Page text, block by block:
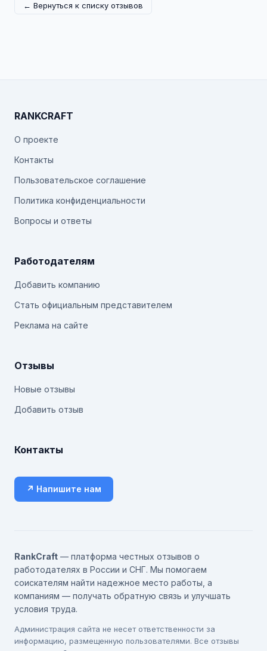
← Вернуться к списку отзывов
RANKCRAFT
О проекте
Контакты
Пользовательское соглашение
Политика конфиденциальности
Вопросы и ответы
Работодателям
Добавить компанию
Стать официальным представителем
Реклама на сайте
Отзывы
Новые отзывы
Добавить отзыв
Контакты
↗ Напишите нам
RankCraft — платформа честных отзывов о
работодателях в России и СНГ. Мы помогаем
соискателям найти надежное место работы, а
компаниям — получать обратную связь и улучшать
условия труда.
Администрация сайта не несет ответственности за
информацию, размещенную пользователями. Все отзывы